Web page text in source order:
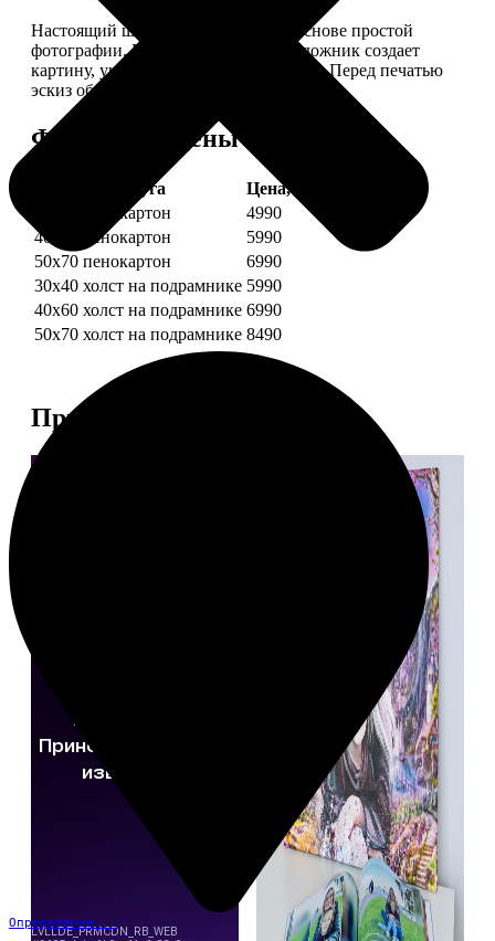
Определение...
Настоящий шедевр, сделанный на основе простой
фотографии. Профессиональный художник создает
картину, учитывая ваши комментарии. Перед печатью
эскиз обязательно согласуем с вами.
Форматы и цены
Услуга
Цена, руб.
30х40 пенокартон
4990
40х60 пенокартон
5990
50х70 пенокартон
6990
30х40 холст на подрамнике 5990
40х60 холст на подрамнике 6990
50х70 холст на подрамнике 8490
Примеры работ